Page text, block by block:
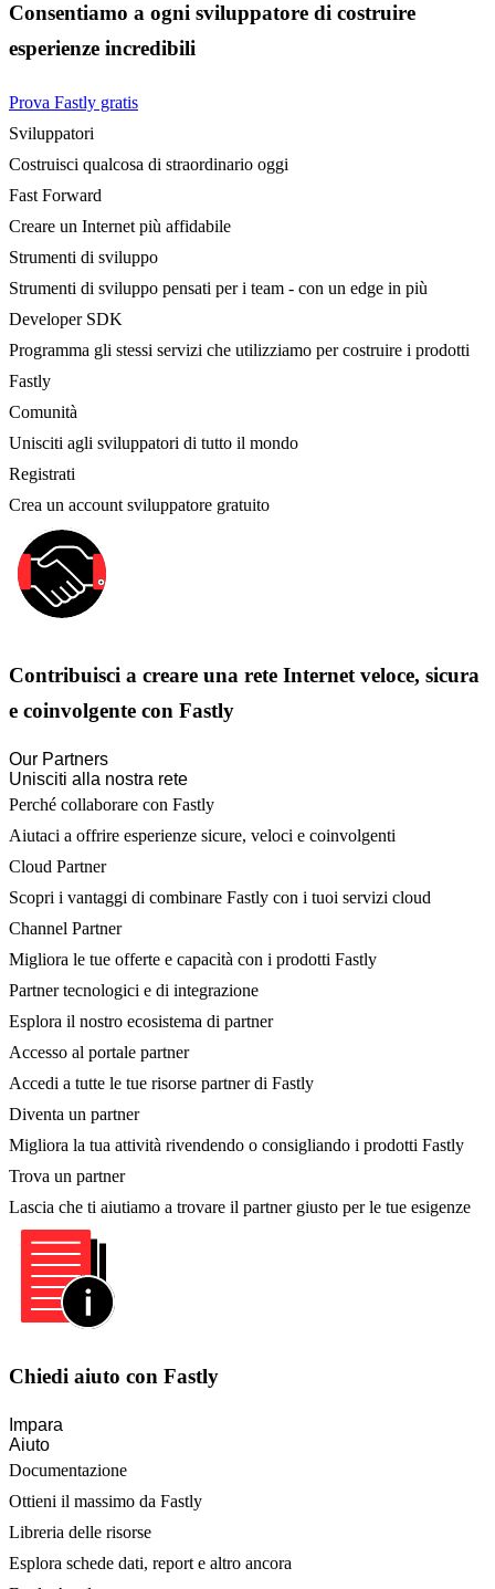
Consentiamo a ogni sviluppatore di costruire
esperienze incredibili
Prova Fastly gratis
Sviluppatori
Costruisci qualcosa di straordinario oggi
Fast Forward
Creare un Internet più affidabile
Strumenti di sviluppo
Strumenti di sviluppo pensati per i team - con un edge in più
Developer SDK
Programma gli stessi servizi che utilizziamo per costruire i prodotti
Fastly
Comunità
Unisciti agli sviluppatori di tutto il mondo
Registrati
Crea un account sviluppatore gratuito
Contribuisci a creare una rete Internet veloce, sicura
e coinvolgente con Fastly
Our Partners
Unisciti alla nostra rete
Perché collaborare con Fastly
Aiutaci a offrire esperienze sicure, veloci e coinvolgenti
Cloud Partner
Scopri i vantaggi di combinare Fastly con i tuoi servizi cloud
Channel Partner
Migliora le tue offerte e capacità con i prodotti Fastly
Partner tecnologici e di integrazione
Esplora il nostro ecosistema di partner
Accesso al portale partner
Accedi a tutte le tue risorse partner di Fastly
Diventa un partner
Migliora la tua attività rivendendo o consigliando i prodotti Fastly
Trova un partner
Lascia che ti aiutiamo a trovare il partner giusto per le tue esigenze
Chiedi aiuto con Fastly
Impara
Aiuto
Documentazione
Ottieni il massimo da Fastly
Libreria delle risorse
Esplora schede dati, report e altro ancora